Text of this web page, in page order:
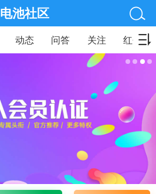
电池社区
动态 问答 关注 红包